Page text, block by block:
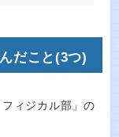
だこと(3つ)
フィジカル部」の